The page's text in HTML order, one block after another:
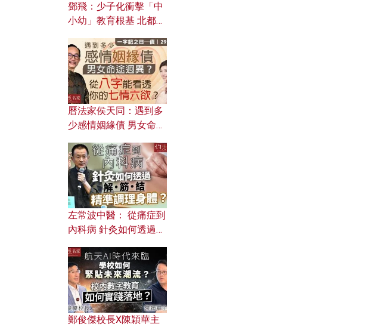
鄧飛：少子化衝擊「中
小幼」教育根基 北都如
曆法家侯天同：遇到多
少感情姻緣債 男女命途
的七情六欲？
左常波中醫： 從痛症到
內科病 針灸如何透過解
鄭俊傑校長X陳穎華主